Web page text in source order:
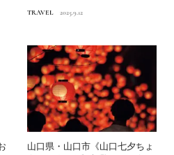
TRAVEL 2025.9.12
山口県・山口市《山口七夕ちょ